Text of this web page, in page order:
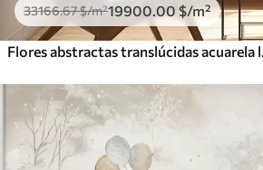
33166.67$/m²19900 .00 $/m²